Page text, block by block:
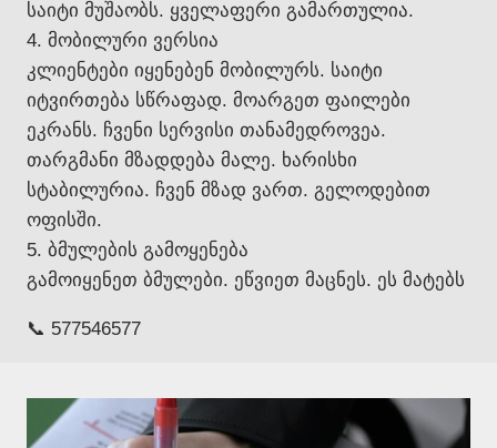
საიტი მუშაობს. ყველაფერი გამართულია.
4. მობილური ვერსია
კლიენტები იყენებენ მობილურს. საიტი
იტვირთება სწრაფად. მოარგეთ ფაილები
ეკრანს. ჩვენი სერვისი თანამედროვეა.
თარგმანი მზადდება მალე. ხარისხი
სტაბილურია. ჩვენ მზად ვართ. გელოდებით
ოფისში.
5. ბმულების გამოყენება
გამოიყენეთ ბმულები. ეწვიეთ მაცნეს. ეს მატებს
📞 577546577